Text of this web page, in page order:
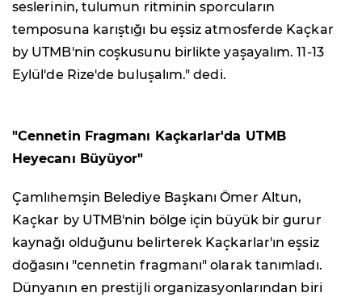
seslerinin, tulumun ritminin sporcuların
temposuna karıştığı bu eşsiz atmosferde Kaçkar
by UTMB'nin coşkusunu birlikte yaşayalım. 11-13
Eylül'de Rize'de buluşalım." dedi.
"Cennetin Fragmanı Kaçkarlar'da UTMB
Heyecanı Büyüyor"
Çamlıhemşin Belediye Başkanı Ömer Altun,
Kaçkar by UTMB'nin bölge için büyük bir gurur
kaynağı olduğunu belirterek Kaçkarlar'ın eşsiz
doğasını "cennetin fragmanı" olarak tanımladı.
Dünyanın en prestijli organizasyonlarından biri